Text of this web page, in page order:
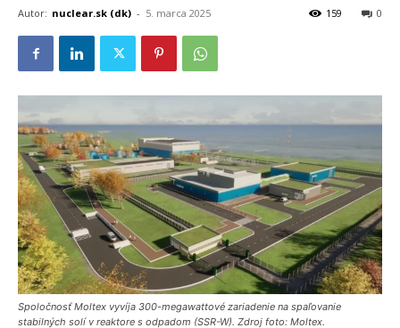
Autor: nuclear.sk (dk) - 5. marca 2025 0
159
Spoločnosť Moltex vyvíja 300-megawattové zariadenie na spaľovanie
stabilných solí v reaktore s odpadom (SSR-W). Zdroj foto: Moltex.